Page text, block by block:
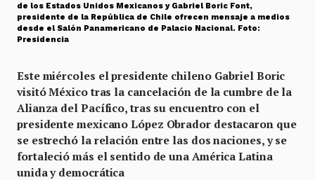
de los Estados Unidos Mexicanos y Gabriel Boric Font,
presidente de la República de Chile ofrecen mensaje a medios
desde el Salón Panamericano de Palacio Nacional. Foto:
Presidencia
Este miércoles el presidente chileno Gabriel Boric
visitó México tras la cancelación de la cumbre de la
Alianza del Pacífico, tras su encuentro con el
presidente mexicano López Obrador destacaron que
se estrechó la relación entre las dos naciones, y se
fortaleció más el sentido de una América Latina
unida y democrática